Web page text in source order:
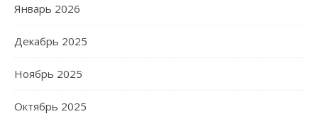
Январь 2026
Декабрь 2025
Ноябрь 2025
Октябрь 2025